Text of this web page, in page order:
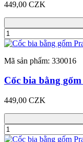
449,00 CZK
Mã sản phẩm: 330016
Cốc bia bằng
449,00 CZK